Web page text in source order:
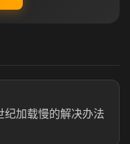
纪加载慢的解决办法